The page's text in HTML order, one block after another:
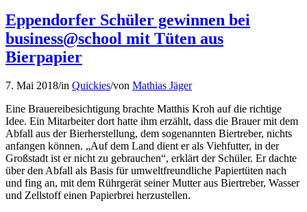
Eppendorfer Schüler gewinnen bei
business@school mit Tüten aus
Bierpapier
7. Mai 2018/in Quickies/von Mathias Jäger
Eine Brauereibesichtigung brachte Matthis Kroh auf die richtige
Idee. Ein Mitarbeiter dort hatte ihm erzählt, dass die Brauer mit dem
Abfall aus der Bierherstellung, dem sogenannten Biertreber, nichts
anfangen können. „Auf dem Land dient er als Viehfutter, in der
Großstadt ist er nicht zu gebrauchen“, erklärt der Schüler. Er dachte
über den Abfall als Basis für umweltfreundliche Papiertüten nach
und fing an, mit dem Rührgerät seiner Mutter aus Biertreber, Wasser
und Zellstoff einen Papierbrei herzustellen.